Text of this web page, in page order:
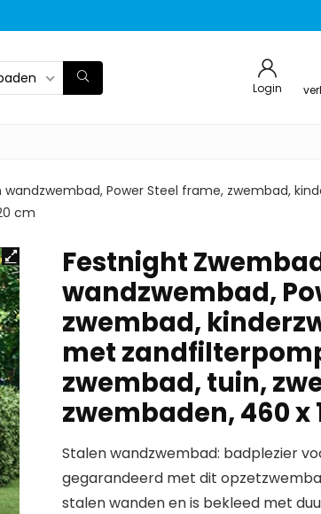
Login
Power Steel frame, zwembad,
cm
Festnight
wandzwembad,
zwembad,
met
zwembad, tuin,
zwembaden, 460 x
Stalen wandzwembad: badplezier
gegarandeerd met dit
stalen wanden en is bekleed met